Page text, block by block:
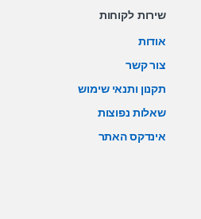
שירות לקוחות
אודות
צור קשר
תקנון ותנאי שימוש
שאלות נפוצות
אינדקס האתר